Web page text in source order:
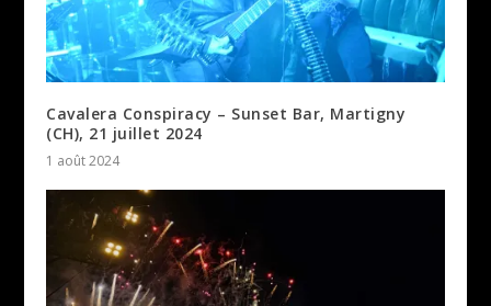
Cavalera Conspiracy – Sunset Bar, Martigny
(CH), 21 juillet 2024
1 août 2024